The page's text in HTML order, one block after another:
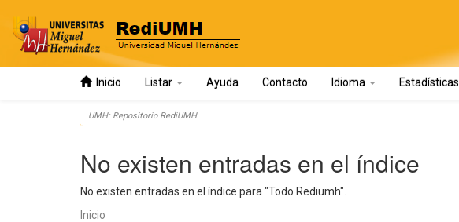
Inicio Listar Ayuda Contacto Idioma Estadísticas
UMH: Repositorio RediUMH
No existen entradas en el índice
No existen entradas en el índice para "Todo Rediumh".
Inicio